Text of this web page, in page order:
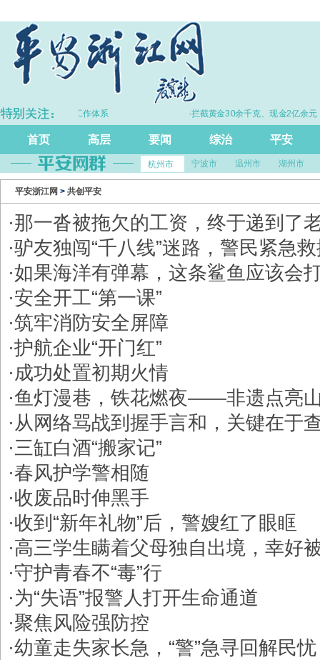
打击治理电诈工作体系 ·拦截黄金30余千克、现金2亿余元
首页 高层 要闻 综治 平安
杭州市 宁波市 温州市 湖州市
平安浙江网 > 共创平安
·那一沓被拖欠的工资，终于递到了
·驴友独闯“千八线”迷路，警民紧急
·如果海洋有弹幕，这条鲨鱼应该会
·安全开工“第一课”
·​筑牢消防安全屏障
·​护航企业“开门红”
·成功处置初期火情
·鱼灯漫巷，铁花燃夜——非遗点亮
·从网络骂战到握手言和，关键在于
·三缸白酒“搬家记”
·​春风护学警相随
·​收废品时伸黑手
·​收到“新年礼物”后，警嫂红了眼眶
·高三学生瞒着父母独自出境，幸好
·守护青春不“毒”行
·​为“失语”报警人打开生命通道
·​聚焦风险强防控
·幼童走失家长急，“警”急寻回解民忧